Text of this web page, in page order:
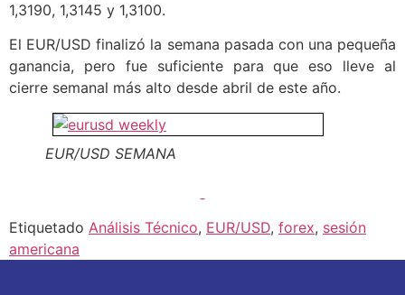
1,3190, 1,3145 y 1,3100.
El EUR/USD finalizó la semana pasada con una pequeña
ganancia, pero fue suficiente para que eso lleve al
cierre semanal más alto desde abril de este año.
EUR/USD SEMANA
Etiquetado Análisis Técnico, EUR/USD, forex, sesión
americana